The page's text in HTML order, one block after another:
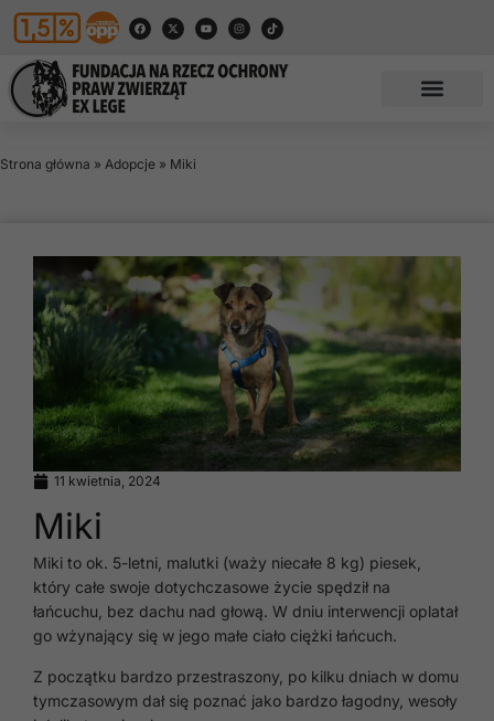
Strona główna » Adopcje » Miki
11 kwietnia, 2024
Miki
Miki to ok. 5-letni, malutki (waży niecałe 8 kg) piesek,
który całe swoje dotychczasowe życie spędził na
łańcuchu, bez dachu nad głową. W dniu interwencji oplatał
go wżynający się w jego małe ciało ciężki łańcuch.
Z początku bardzo przestraszony, po kilku dniach w domu
tymczasowym dał się poznać jako bardzo łagodny, wesoły